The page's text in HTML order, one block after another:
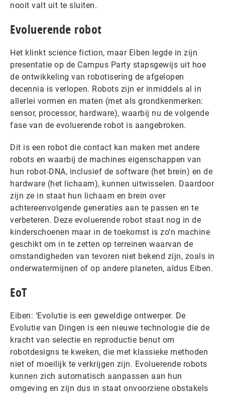
nooit valt uit te sluiten.
Evoluerende robot
Het klinkt science fiction, maar Eiben legde in zijn
presentatie op de Campus Party stapsgewijs uit hoe
de ontwikkeling van robotisering de afgelopen
decennia is verlopen. Robots zijn er inmiddels al in
allerlei vormen en maten (met als grondkenmerken:
sensor, processor, hardware), waarbij nu de volgende
fase van de evoluerende robot is aangebroken.
Dit is een robot die contact kan maken met andere
robots en waarbij de machines eigenschappen van
hun robot-DNA, inclusief de software (het brein) en de
hardware (het lichaam), kunnen uitwisselen. Daardoor
zijn ze in staat hun lichaam en brein over
achtereenvolgende generaties aan te passen en te
verbeteren. Deze evoluerende robot staat nog in de
kinderschoenen maar in de toekomst is zo’n machine
geschikt om in te zetten op terreinen waarvan de
omstandigheden van tevoren niet bekend zijn, zoals in
onderwatermijnen of op andere planeten, aldus Eiben.
EoT
Eiben: ‘Evolutie is een geweldige ontwerper. De
Evolutie van Dingen is een nieuwe technologie die de
kracht van selectie en reproductie benut om
robotdesigns te kweken, die met klassieke methoden
niet of moeilijk te verkrijgen zijn. Evoluerende robots
kunnen zich automatisch aanpassen aan hun
omgeving en zijn dus in staat onvoorziene obstakels